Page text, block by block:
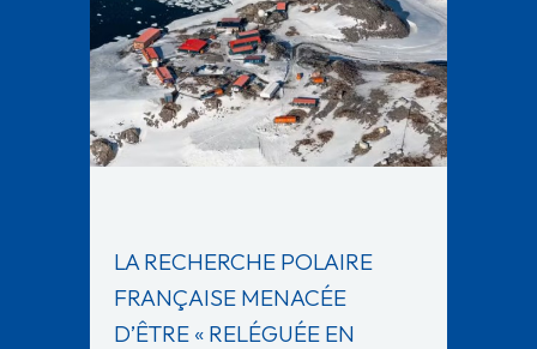
LA RECHERCHE POLAIRE
FRANÇAISE MENACÉE
D’ÊTRE « RELÉGUÉE EN